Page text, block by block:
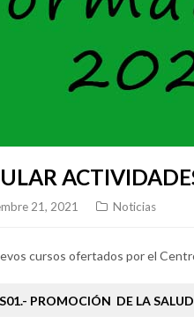
21, 2021 Noticias
cursos ofertados por el
PROMOCIÓN DE LA